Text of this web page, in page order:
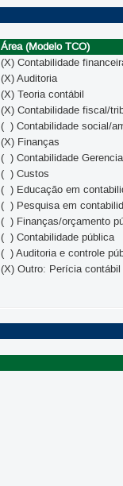
Área (Modelo TCO)
(X) Contabilidade
(X) Auditoria
(X) Teoria contábil
(X) Contabilidade fiscal/
( ) Contabilidade social/
(X) Finanças
( ) Contabilidade
( ) Custos
( ) Educação em
( ) Pesquisa em
( ) Finanças/orçamento
( ) Contabilidade pública
( ) Auditoria e controle
(X) Outro: Perícia contábil